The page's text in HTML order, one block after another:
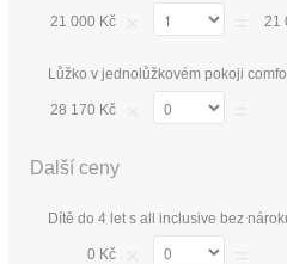
21 000 Kč 21
Lůžko v jednolůžkovém pokoji
28 170 Kč
Další ceny
Dítě do 4 let s all inclusive bez
0 Kč